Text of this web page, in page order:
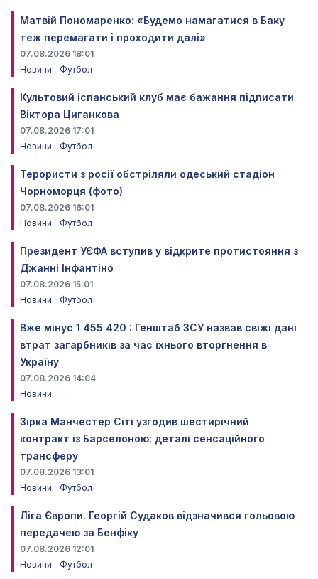
Матвій Пономаренко: «Будемо намагатися в Баку
теж перемагати і проходити далі»
07.08.2026 18:01
Новини
Футбол
Культовий іспанський клуб має бажання підписати
Віктора Циганкова
07.08.2026 17:01
Новини
Футбол
Терористи з росії обстріляли одеський стадіон
Чорноморця (фото)
07.08.2026 16:01
Новини
Футбол
Президент УЄФА вступив у відкрите протистояння з
Джанні Інфантіно
07.08.2026 15:01
Новини
Футбол
Вже мінус 1 455 420 : Генштаб ЗСУ назвав свіжі дані
втрат загарбників за час їхнього вторгнення в
Україну
07.08.2026 14:04
Новини
Зірка Манчестер Сіті узгодив шестирічний
контракт із Барселоною: деталі сенсаційного
трансферу
07.08.2026 13:01
Новини
Футбол
Ліга Європи. Георгій Судаков відзначився гольовою
передачею за Бенфіку
07.08.2026 12:01
Новини
Футбол